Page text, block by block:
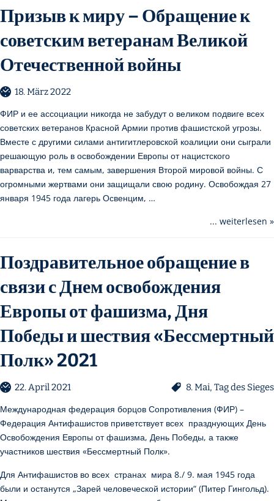
Призыв к миру – Обращение к
советским ветеранам Великой
Отечественной войны
18. März 2022
ФИР и ее ассоциации никогда не забудут о великом подвиге всех
советских ветеранов Красной Армии против фашистской угрозы.
Вместе с другими силами антигитлеровской коалиции они сыграли
решающую роль в освобождении Европы от нацистского
варварства и, тем самым, завершения Второй мировой войны. С
огромными жертвами они защищали свою родину. Освобождая 27
января 1945 года лагерь Освенцим, …
... weiterlesen »
Поздравительное обращение в
связи с Днем освобождения
Европы от фашизма, Дня
Победы и шествия «Бессмертный
Полк» 2021
22. April 2021 8. Mai, Tag des Sieges
Международная федерация борцов Сопротивления (ФИР) –
Федерация Антифашистов приветствует всех празднующих День
Освобождения Европы от фашизма, День Победы, а также
участников шествия «Бессмертный Полк».
Для Антифашистов во всех странах мира 8./ 9. мая 1945 года
были и останутся „Зарей человеческой истории“ (Питер Гингольд).